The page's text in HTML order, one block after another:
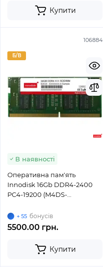
Купити
106884
Б/В
В наявності
Оперативна пам'ять
Innodisk 16Gb DDR4-2400
PC4-19200 (M4DS-
Small Outline
+ 55 бонусів
5500.00 грн.
Купити